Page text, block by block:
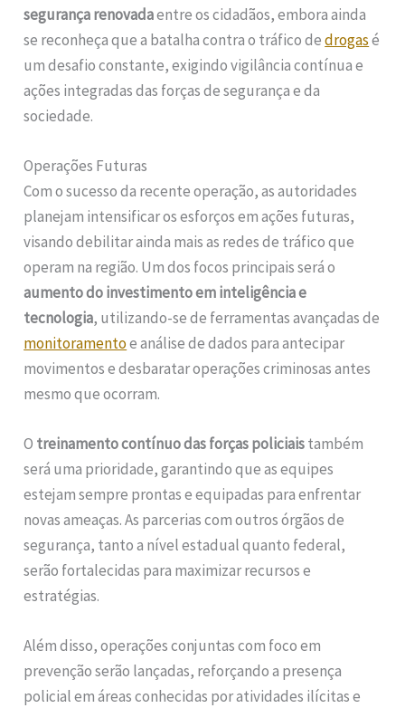
segurança renovadaentre os cidadãos, embora ainda
se reconheça que a batalha contra o tráfico dedrogasé
um desafio constante, exigindo vigilância contínua e
ações integradas das forças de segurança e da
sociedade.
Operações Futuras
Com o sucesso da recente operação, as autoridades
planejam intensificar os esforços em ações futuras,
visando debilitar ainda mais as redes de tráfico que
operam na região. Um dos focos principais será o
aumento do investimento em inteligência e
tecnologia, utilizando-se de ferramentas avançadas de
monitoramentoe análise de dados para antecipar
movimentos e desbaratar operações criminosas antes
mesmo que ocorram.
O treinamento contínuo das forças policiaistambém
será uma prioridade, garantindo que as equipes
estejam sempre prontas e equipadas para enfrentar
novas ameaças. As parcerias com outros órgãos de
segurança, tanto a nível estadual quanto federal,
serão fortalecidas para maximizar recursos e
estratégias.
Além disso, operações conjuntas com foco em
prevenção serão lançadas, reforçando a presença
policial em áreas conhecidas por atividades ilícitas e